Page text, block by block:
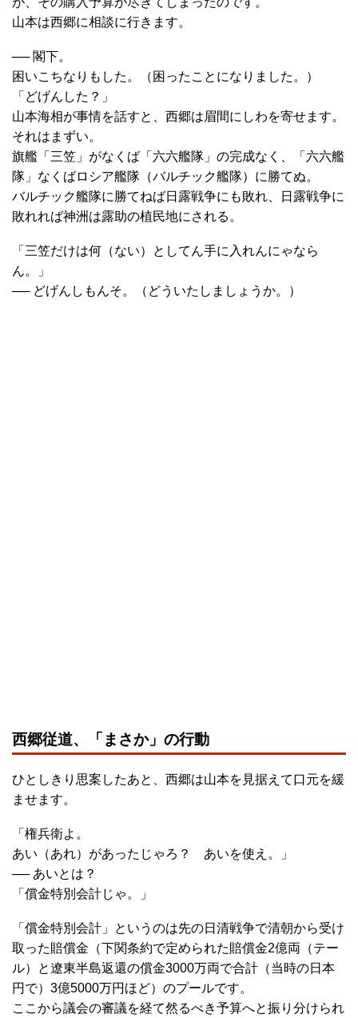
山本は西郷に相談に行きます。
── 閣下。
困いこちなりもした。（困ったことになりました。）
「どげんした？」
山本海相が事情を話すと、西郷は眉間にしわを寄せます。
それはまずい。
旗艦「三笠」がなくば「六六艦隊」の完成なく、「六六艦
隊」なくばロシア艦隊（バルチック艦隊）に勝てぬ。
バルチック艦隊に勝てねば日露戦争にも敗れ、日露戦争に
敗れれば神洲は露助の植民地にされる。
「三笠だけは何（ない）としてん手に入れんにゃなら
ん。」
── どげんしもんそ。（どういたしましょうか。）
西郷従道、「まさか」の行動
ひとしきり思案したあと、西郷は山本を見据えて口元を緩
ませます。
「権兵衛よ。
あい（あれ）があったじゃろ？ あいを使え。」
── あいとは？
「償金特別会計じゃ。」
「償金特別会計」というのは先の日清戦争で清朝から受け
取った賠償金（下関条約で定められた賠償金2億両（テー
ル）と遼東半島返還の償金3000万両で合計（当時の日本
円で）3億5000万円ほど）のプールです。
ここから議会の審議を経て然るべき予算へと振り分けられ